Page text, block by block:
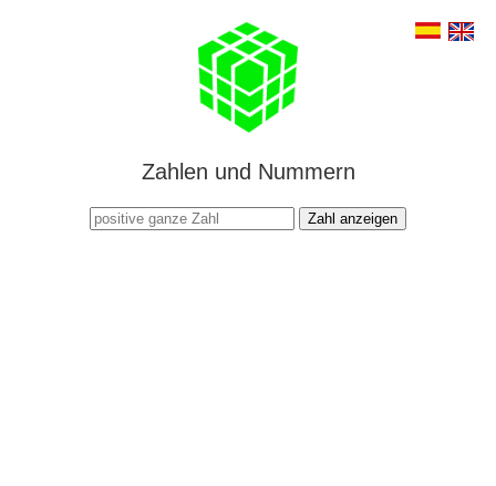
Zahlen und Nummern
Zahl anzeigen